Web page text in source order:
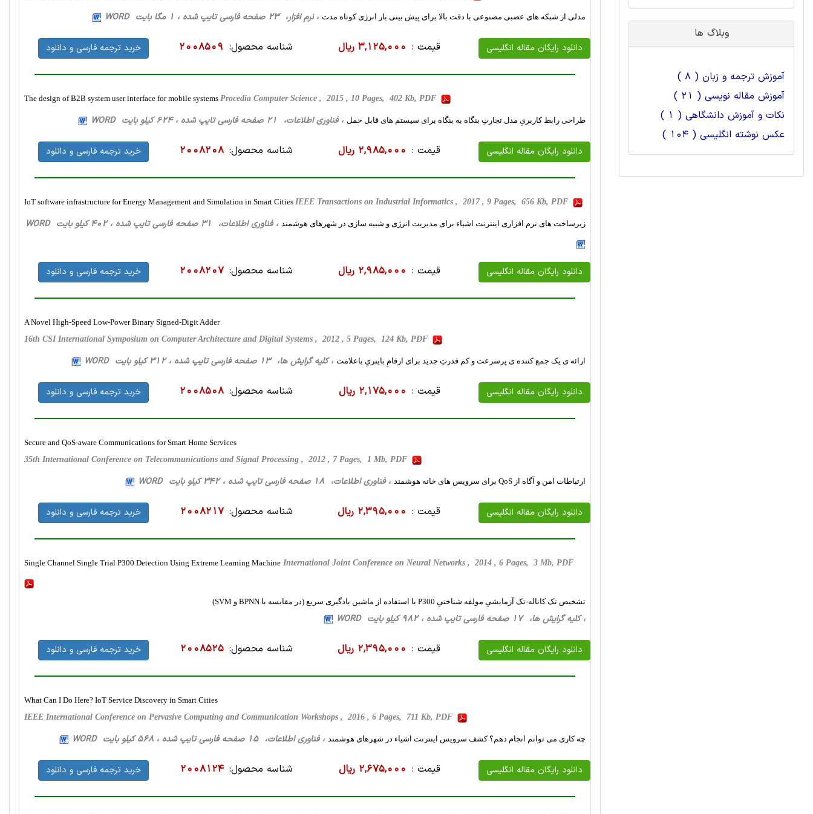
مدلی از شبکه های عصبی مصنوعی با دقت بالا برای پیش بینی بار انرژی کوتاه مدت ، نرم افزار، 23 صفحه فارسی تایپ شده ، 1 مگا بایت WORD
دانلود رایگان مقاله انگلیسی قیمت : 3,125,000 ریال شناسه محصول: 2008509 خرید ترجمه فارسی و دانلود
The design of B2B system user interface for mobile systems Procedia Computer Science , 2015 , 10 Pages, 402 Kb, PDF
طراحی رابط کاربریِ مدل تجارتِ بنگاه به بنگاه برای سیستم های قابل حمل ، فناوری اطلاعات، 21 صفحه فارسی تایپ شده ، 624 کیلو بایت WORD
دانلود رایگان مقاله انگلیسی قیمت : 2,985,000 ریال شناسه محصول: 2008208 خرید ترجمه فارسی و دانلود
IoT software infrastructure for Energy Management and Simulation in Smart Cities IEEE Transactions on Industrial Informatics , 2017 , 9 Pages, 656 Kb, PDF
زیرساخت های نرم افزاری اینترنت اشیاء برای مدیریت انرژی و شبیه سازی در شهرهای هوشمند ، فناوری اطلاعات، 31 صفحه فارسی تایپ شده ، 402 کیلو بایت WORD
دانلود رایگان مقاله انگلیسی قیمت : 2,985,000 ریال شناسه محصول: 2008207 خرید ترجمه فارسی و دانلود
A Novel High-Speed Low-Power Binary Signed-Digit Adder
16th CSI International Symposium on Computer Architecture and Digital Systems , 2012 , 5 Pages, 124 Kb, PDF
ارائه ی یک جمع کننده ی پرسرعت و کم قدرتِ جدید برای ارقامِ باینریِ باعلامت ، کلیه گرایش ها، 13 صفحه فارسی تایپ شده ، 312 کیلو بایت WORD
دانلود رایگان مقاله انگلیسی قیمت : 2,175,000 ریال شناسه محصول: 2008508 خرید ترجمه فارسی و دانلود
Secure and QoS-aware Communications for Smart Home Services
35th International Conference on Telecommunications and Signal Processing , 2012 , 7 Pages, 1 Mb, PDF
ارتباطات امن و آگاه از QoS برای سرویس های خانه هوشمند ، فناوری اطلاعات، 18 صفحه فارسی تایپ شده ، 342 کیلو بایت WORD
دانلود رایگان مقاله انگلیسی قیمت : 2,395,000 ریال شناسه محصول: 2008217 خرید ترجمه فارسی و دانلود
Single Channel Single Trial P300 Detection Using Extreme Learning Machine International Joint Conference on Neural Networks , 2014 , 6 Pages, 3 Mb, PDF
تشخیص تک کاناله-تک آزمایشیِ مولفه شناختیِ P300 با استفاده از ماشین یادگیری سریع (در مقایسه با BPNN و SVM)
، کلیه گرایش ها، 17 صفحه فارسی تایپ شده ، 982 کیلو بایت WORD
دانلود رایگان مقاله انگلیسی قیمت : 2,395,000 ریال شناسه محصول: 2008525 خرید ترجمه فارسی و دانلود
What Can I Do Here? IoT Service Discovery in Smart Cities
IEEE International Conference on Pervasive Computing and Communication Workshops , 2016 , 6 Pages, 711 Kb, PDF
چه کاری می توانم انجام دهم؟ کشف سرویس اینترنت اشیاء در شهرهای هوشمند ، فناوری اطلاعات، 15 صفحه فارسی تایپ شده ، 568 کیلو بایت WORD
دانلود رایگان مقاله انگلیسی قیمت : 2,675,000 ریال شناسه محصول: 2008124 خرید ترجمه فارسی و دانلود
وبلاگ ها
آموزش ترجمه و زبان ( 8 )
آموزش مقاله نویسی ( 21 )
نکات و آموزش دانشگاهی ( 1 )
عکس نوشته انگلیسی ( 104 )